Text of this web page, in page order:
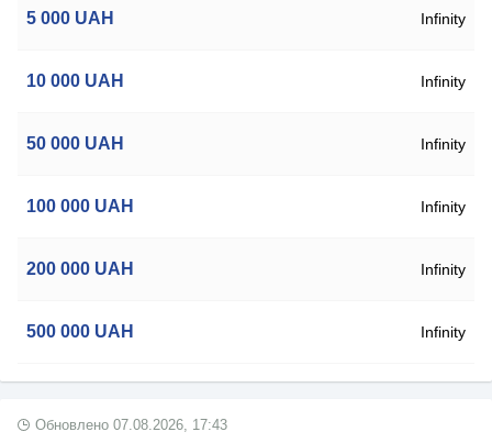
5 000 UAH Infinity
10 000 UAH Infinity
50 000 UAH Infinity
100 000 UAH Infinity
200 000 UAH Infinity
500 000 UAH Infinity
Обновлено 07.08.2026, 17:43